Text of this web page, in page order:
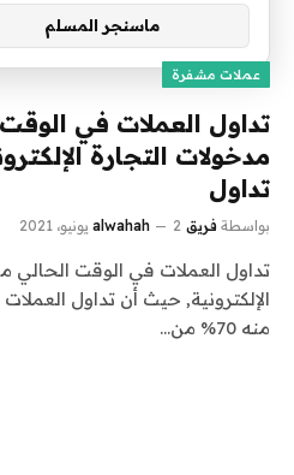
عملات مشفرة
تداول العملات في
مدخولات التجارة
تداول
بواسطة فريق alwahah 2 يونيو، 2021
تداول العملات في الوقت الحالي
الإلكترونية, حيث أن تداول
منه 70% من…
ماسنجر المسلم